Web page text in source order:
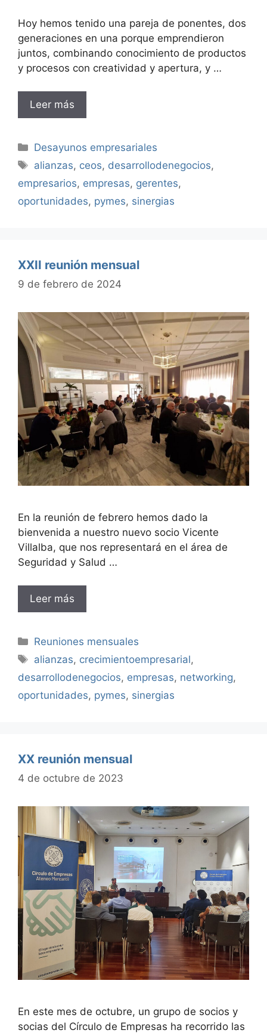
Hoy hemos tenido una pareja de ponentes, dos
generaciones en una porque emprendieron
juntos, combinando conocimiento de productos
y procesos con creatividad y apertura, y …
Leer más
Categorías
Desayunos empresariales
Etiquetas
alianzas, ceos, desarrollodenegocios,
empresarios, empresas, gerentes,
oportunidades, pymes, sinergias
XXII reunión mensual
9 de febrero de 2024
En la reunión de febrero hemos dado la
bienvenida a nuestro nuevo socio Vicente
Villalba, que nos representará en el área de
Seguridad y Salud …
Leer más
Categorías
Reuniones mensuales
Etiquetas
alianzas, crecimientoempresarial,
desarrollodenegocios, empresas, networking,
oportunidades, pymes, sinergias
XX reunión mensual
4 de octubre de 2023
En este mes de octubre, un grupo de socios y
socias del Círculo de Empresas ha recorrido las